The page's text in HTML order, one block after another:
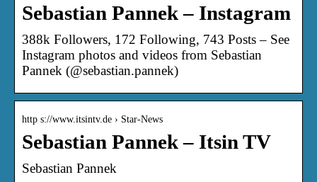
Sebastian Pannek – Instagram
388k Followers, 172 Following, 743 Posts – See
Instagram photos and videos from Sebastian
Pannek (@sebastian.pannek)
http s://www.itsintv.de › Star-News
Sebastian Pannek – Itsin TV
Sebastian Pannek